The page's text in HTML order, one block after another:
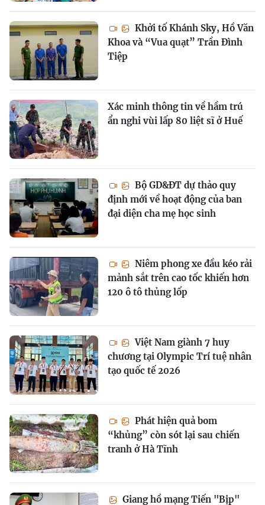
Khởi tố Khánh Sky, Hồ Văn
Khoa và “Vua quạt” Trần Đình
Tiệp
Xác minh thông tin về hầm trú
ẩn nghi vùi lấp 80 liệt sĩ ở Huế
Bộ GD&ĐT dự thảo quy
định mới về hoạt động của ban
đại diện cha mẹ học sinh
Niêm phong xe đầu kéo rải
mảnh sắt trên cao tốc khiến hơn
120 ô tô thủng lốp
Việt Nam giành 7 huy
chương tại Olympic Trí tuệ nhân
tạo quốc tế 2026
Phát hiện quả bom
“khủng” còn sót lại sau chiến
tranh ở Hà Tĩnh
Giang hồ mạng Tiến "Bịp"